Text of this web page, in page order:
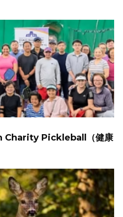
Charity Pickleball（健康